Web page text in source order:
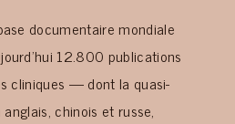
documentaire mondiale
12.800 publications
cliniques — dont la quasi-
chinois et russe,